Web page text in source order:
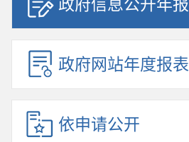
政府信息公开年报
政府网站年度报表
依申请公开